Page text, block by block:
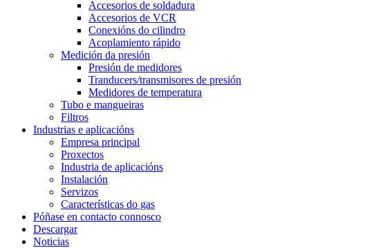
Accesorios de soldadura
Accesorios de VCR
Conexións do cilindro
Acoplamiento rápido
Medición da presión
Presión de medidores
Tranducers/transmisores de presión
Medidores de temperatura
Tubo e mangueiras
Filtros
Industrias e aplicacións
Empresa principal
Proxectos
Industria de aplicacións
Instalación
Servizos
Características do gas
Póñase en contacto connosco
Descargar
Noticias